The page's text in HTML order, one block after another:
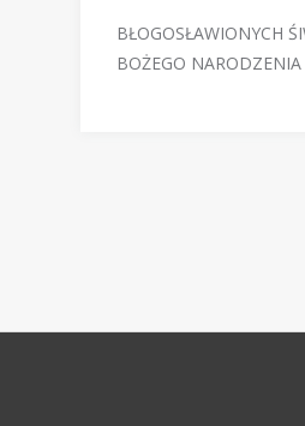
BŁOGOSŁAWIONYCH
BOŻEGO NARODZENIA